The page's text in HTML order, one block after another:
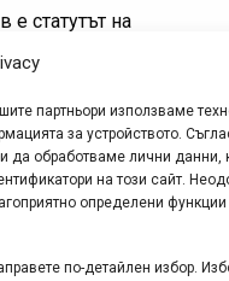
партньори използваме
за устройството.
да обработваме лични данни,
на този сайт.
определени функции
по-детайлен избор.
е статутът на
друга